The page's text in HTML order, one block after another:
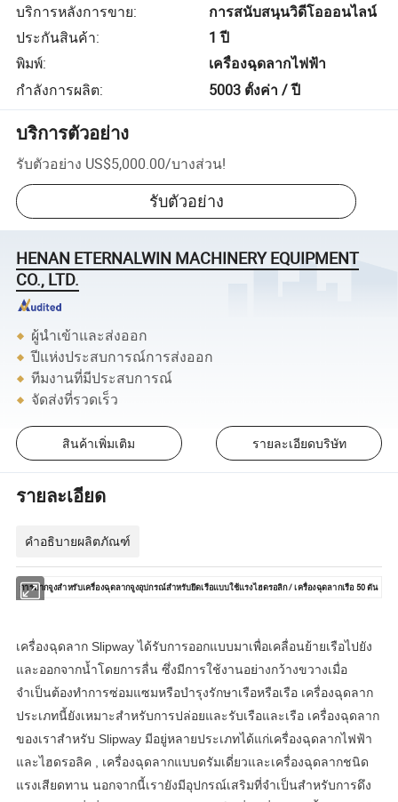
บริการหลังการขาย:
การสนับสนุนวิดีโอออนไลน์
ประกันสินค้า:
1 ปี
พิมพ์:
เครื่องฉุดลากไฟฟ้า
กำลังการผลิต: 5003 ตั้งค่า / ปี
บริการตัวอย่าง
รับตัวอย่าง US$5,000.00/บางส่วน!
รับตัวอย่าง
HENAN ETERNALWIN MACHINERY EQUIPMENT
CO., LTD.
ผู้นำเข้าและส่งออก
ปีแห่งประสบการณ์การส่งออก
ทีมงานที่มีประสบการณ์
จัดส่งที่รวดเร็ว
สินค้าเพิ่มเติม รายละเอียดบริษัท
รายละเอียด
คำอธิบายผลิตภัณฑ์
การลากจูงสำหรับเครื่องฉุดลากจูงอุปกรณ์สำหรับยึดเรือแบบใช้แรงไฮดรอลิก / เครื่องฉุดลากเรือ 50 ตัน
เครื่องฉุดลาก Slipway ได้รับการออกแบบมาเพื่อเคลื่อนย้ายเรือไปยัง
และออกจากน้ำโดยการลื่น ซึ่งมีการใช้งานอย่างกว้างขวางเมื่อ
จำเป็นต้องทำการซ่อมแซมหรือบำรุงรักษาเรือหรือเรือ เครื่องฉุดลาก
ประเภทนี้ยังเหมาะสำหรับการปล่อยและรับเรือและเรือ เครื่องฉุดลาก
ของเราสำหรับ Slipway มีอยู่หลายประเภทได้แก่เครื่องฉุดลากไฟฟ้า
และไฮดรอลิค , เครื่องฉุดลากแบบดรัมเดี่ยวและเครื่องฉุดลากชนิด
แรงเสียดทาน นอกจากนี้เรายังมีอุปกรณ์เสริมที่จำเป็นสำหรับการดึง